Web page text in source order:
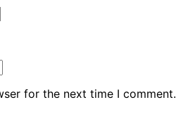
for the next time I comment.